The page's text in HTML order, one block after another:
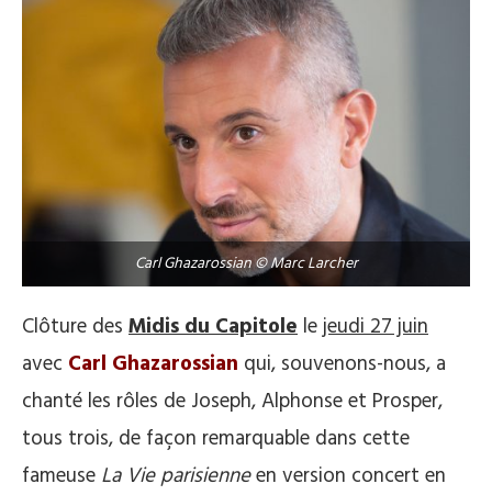
Carl Ghazarossian © Marc Larcher
Clôture des Midis du Capitole lejeudi 27 juin
avec Carl Ghazarossian qui, souvenons-nous, a
chanté les rôles de Joseph, Alphonse et Prosper,
tous trois, de façon remarquable dans cette
fameuse La Vie parisienneen version concert en